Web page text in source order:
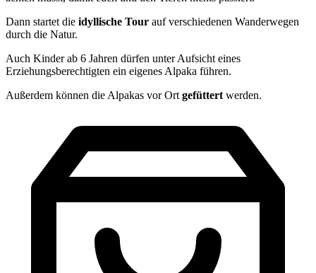
Dann startet die idyllische Tour auf verschiedenen Wanderwegen
durch die Natur.
Auch Kinder ab 6 Jahren dürfen unter Aufsicht eines
Erziehungsberechtigten ein eigenes Alpaka führen.
Außerdem können die Alpakas vor Ort gefüttert werden.